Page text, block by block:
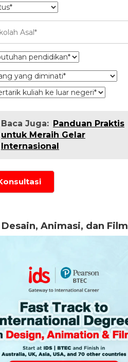
Baca Juga: Panduan Praktis
untuk Meraih Gelar
Internasional
Animasi, dan Film